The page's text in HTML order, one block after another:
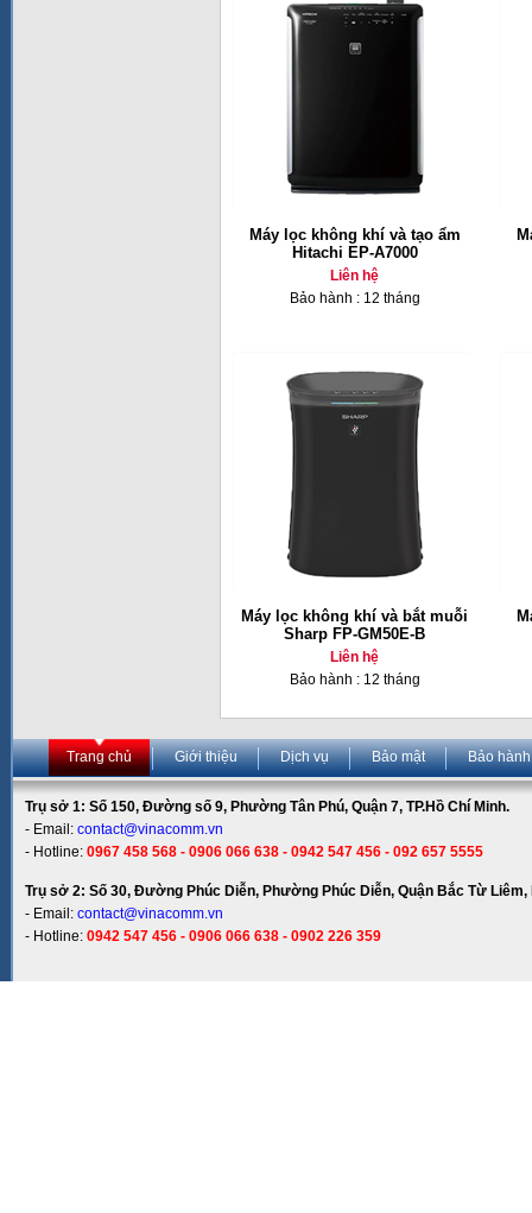
Máy lọc không khí và tạo ẩm
Hitachi EP-A7000
Liên hệ
Bảo hành : 12 tháng
Máy lọc không khí và bắt muỗi
Sharp FP-GM50E-B
Liên hệ
Bảo hành : 12 tháng
Trang chủ Giới thiệu Dịch vụ Bảo mật Bảo hành
Trụ sở 1: Số 150, Đường số 9, Phường Tân Phú, Quận 7, TP.Hồ Chí Minh.
- Email: contact@vinacomm.vn
- Hotline: 0967 458 568 - 0906 066 638 - 0942 547 456 - 092 657 5555
Trụ sở 2: Số 30, Đường Phúc Diễn, Phường Phúc Diễn, Quận Bắc Từ Liêm,
- Email: contact@vinacomm.vn
- Hotline: 0942 547 456 - 0906 066 638 - 0902 226 359